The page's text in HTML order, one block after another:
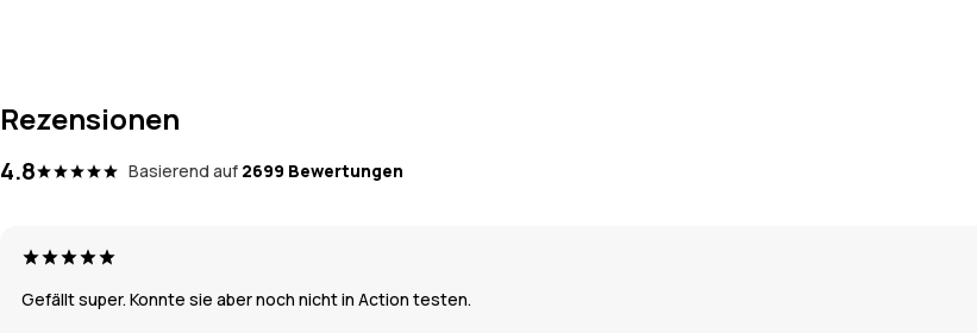
Rezensionen
4.8 Basierend auf 2699 Bewertungen
Gefällt super. Konnte sie aber noch nicht in Action testen.